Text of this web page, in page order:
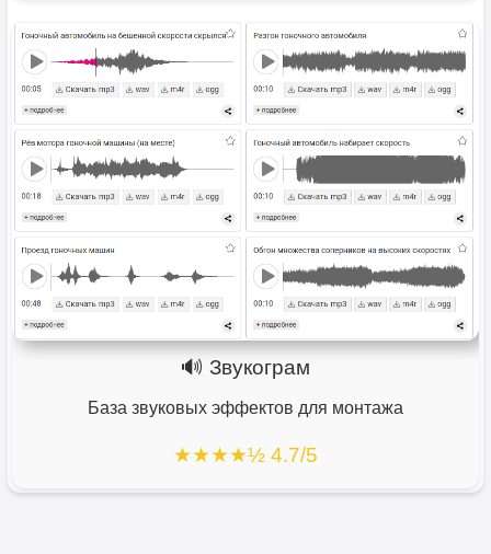
🔊 Звукограм
База звуковых эффектов для монтажа
★★★★½ 4.7/5